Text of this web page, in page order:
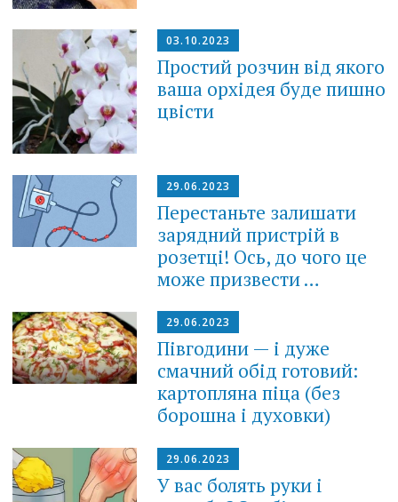
03.10.2023
Простий розчин від якого
ваша орхідея буде пишно
цвісти
29.06.2023
Перестаньте залишати
зарядний пристрій в
розетці! Ось, до чого це
може призвести …
29.06.2023
Півгодини — і дуже
смачний обід готовий:
картопляна піца (без
борошна і духовки)
29.06.2023
У вас болять руки і